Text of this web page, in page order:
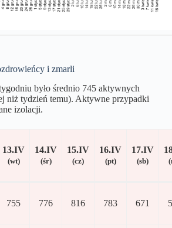
i zmarli
było średnio 745 aktywnych
niż tydzień temu). Aktywne przypadki
izolacji.
13.IV
(wt)
14.IV
(śr)
15.IV
(cz)
16.IV
(pt)
17.IV
(sb)
755 776 816 783 671